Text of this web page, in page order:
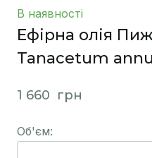
В наявності
Ефірна олія
Tanacetum
1 660  грн
Об'єм: